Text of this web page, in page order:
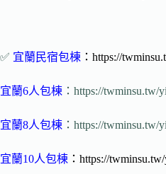
✅ 宜蘭民宿包棟 ：https://
宜蘭6人包棟 ：https://twminsu.tw/
宜蘭8人包棟 ：https://twminsu.tw/
宜蘭10人包棟 ：https://